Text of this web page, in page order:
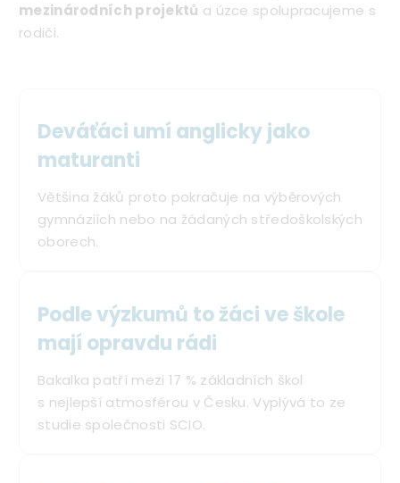
mezinárodních projektů a úzce spolupracujeme s
rodiči.
Deváťáci umí anglicky jako
maturanti
Většina žáků proto pokračuje na výběrových
gymnáziích nebo na žádaných středoškolských
oborech.
Podle výzkumů to žáci ve škole
mají opravdu rádi
Bakalka patří mezi 17 % základních škol
s nejlepší atmosférou v Česku. Vyplývá to ze
studie společnosti SCIO.